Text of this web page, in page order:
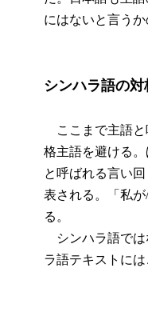
にはないと言うか
シンハラ語の対
ここまで主語と
格主語を避ける
と呼ばれる言い
表される。「私
る。
シンハラ語では
ラ語テキストには